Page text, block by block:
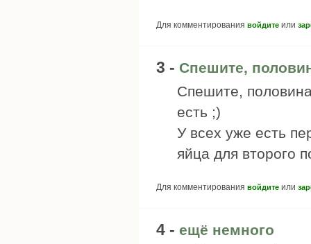
Для комментирования войдите или
3 - Спешите,
Спешите,
есть ;)
У всех уже есть
яйца для второго
Для комментирования войдите или
4 - ещё немного